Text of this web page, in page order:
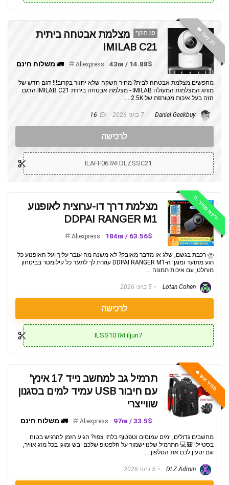
רב מכר 👑 פג תוקף
מצלמת אבטחה ביתית
IMILAB C21
14.88$ / 43₪
Aliexpress 🚛 משלוח חינם
מחפשים מצלמת אבטחה לבית? מחיר השקה שלא יחזור בקרוב!!! דגם חדש של
מותג המצלמות המעולה IMILAB - מצלמת אבטחה ביתית IMILAB C21 הדגם
הזה בעל איכות מטורפת של 2.5K ...
7 ביוני 2026 16
לרכישה
DLZSSC21 ואז ILAFF06
ירידת מחיר 📉
מצלמת דרך דו-ערוצית לאופנוע
DDPAI RANGER M1
63.56$ / 184₪
Aliexpress
⛈️ רכבת בגשם, שלג או מדבר מאובק? לא משנה מה עובר עליך ועל האופנוע כל
רגע מתועד ומוגן! ה-DDPAI RANGER M1 עוזרת לך לתעד כל קילומטר בביטחון
מוחלט, עם איכות תמונה ...
5 ביוני 2026
לרכישה
iljun7 ואז ILSS10
מחיר אש 🔥
תרמיל גב למחשב נייד 17 אינץ'
עם חיבור USB עמיד למים בסגנון
שווייצרי
33.5$ / 97₪
Aliexpress 🚛 משלוח חינם
מחשבים גדולים, ימים עמוסים וטפטוף בלתי צפוי? הגיע הזמן להרגיש בטוח
בסטייל! 🎒💻 התרמיל שלנו ישמור על הלפטופ שלכם יבש ומוגן בכל מזג אוויר,
וגם יטעין לכם את הטלפון ...
5 ביוני 2026